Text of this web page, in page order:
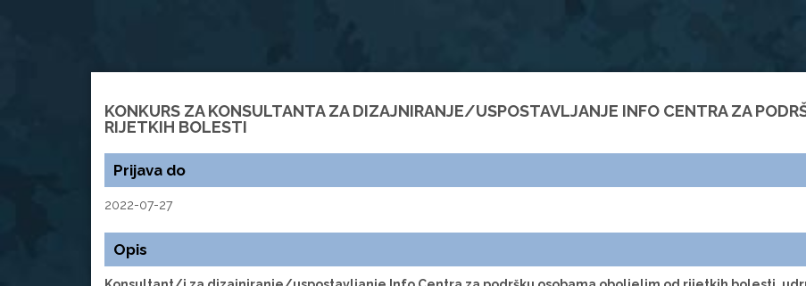
KONKURS ZA KONSULTANTA ZA DIZAJNIRANJE/USPOSTAVLJANJE INFO CENTRA ZA
RIJETKIH BOLESTI
Prijava do
2022-07-27
Opis